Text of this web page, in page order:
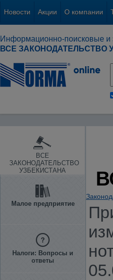
Новости Акции О компании
Информационно-поисковые и
ВСЕ ЗАКОНОДАТЕЛЬСТВО
ВСЕ
ЗАКОНОДАТЕЛЬСТВО
УЗБЕКИСТАНА
Малое предприятие
Налоги: Вопросы и
ответы